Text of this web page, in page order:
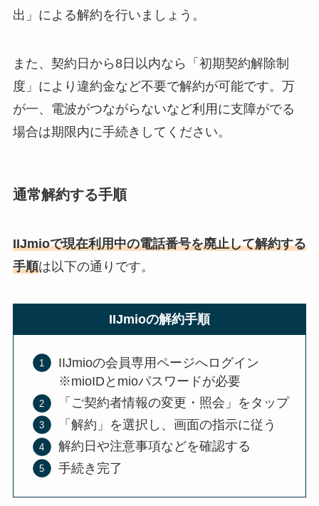
出」による解約を行いましょう。
また、契約日から8日以内なら「初期契約解除制
度」により違約金など不要で解約が可能です。万
が一、電波がつながらないなど利用に支障がでる
場合は期限内に手続きしてください。
通常解約する手順
IIJmioで現在利用中の電話番号を廃止して解約する
手順は以下の通りです。
IIJmioの解約手順
IIJmioの会員専用ページへログイン
※mioIDとmioパスワードが必要
「ご契約者情報の変更・照会」をタップ
「解約」を選択し、画面の指示に従う
解約日や注意事項などを確認する
手続き完了